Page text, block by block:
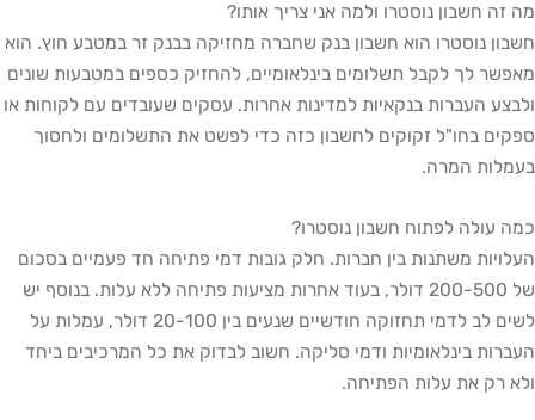
מה זה חשבון נוסטרו ולמה אני צריך אותו?
חשבון נוסטרו הוא חשבון בנק שחברה מחזיקה בבנק זר במטבע חוץ. הוא
מאפשר לך לקבל תשלומים בינלאומיים, להחזיק כספים במטבעות שונים
ולבצע העברות בנקאיות למדינות אחרות. עסקים שעובדים עם לקוחות או
ספקים בחו"ל זקוקים לחשבון כזה כדי לפשט את התשלומים ולחסוך
בעמלות המרה.
כמה עולה לפתוח חשבון נוסטרו?
העלויות משתנות בין חברות. חלק גובות דמי פתיחה חד פעמיים בסכום
של 200-500 דולר, בעוד אחרות מציעות פתיחה ללא עלות. בנוסף יש
לשים לב לדמי תחזוקה חודשיים שנעים בין 20-100 דולר, עמלות על
העברות בינלאומיות ודמי סליקה. חשוב לבדוק את כל המרכיבים ביחד
ולא רק את עלות הפתיחה.